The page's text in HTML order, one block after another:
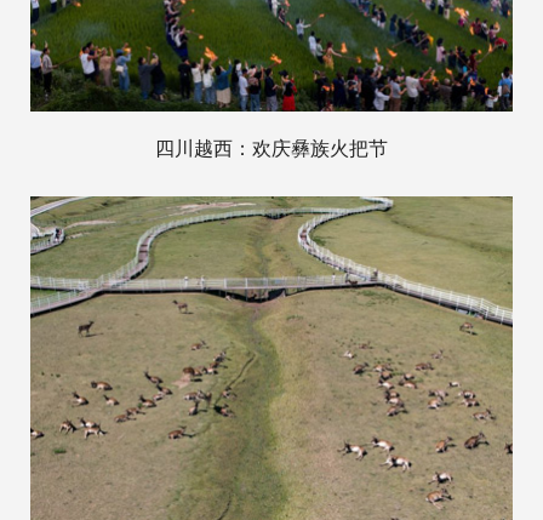
四川越西：欢庆彝族火把节